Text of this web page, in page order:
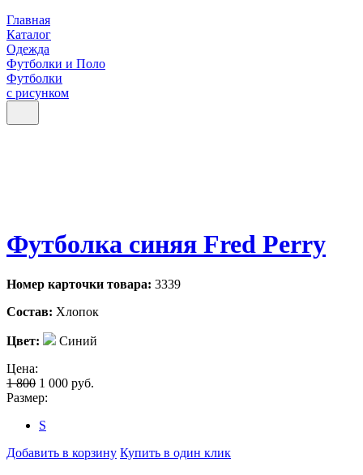
Главная
Каталог
Одежда
Футболки и Поло
Футболки
с рисунком
Футболка синяя Fred Perry
Номер карточки товара: 3339
Состав: Хлопок
Цвет:
Синий
Цена:
1 800 1 000 руб.
Размер:
S
Добавить в корзину Купить в один клик